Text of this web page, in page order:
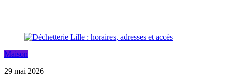
Maison
29 mai 2026